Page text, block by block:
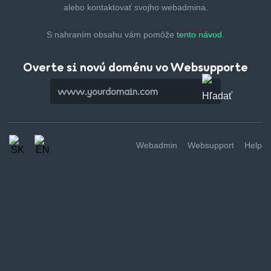
alebo kontaktovať svojho webadmina.
S nahraním obsahu vám pomôže tento návod.
Overte si novú doménu vo Websupporte
Webadmin Websupport Help